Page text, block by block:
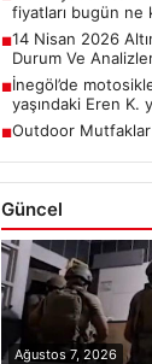
fiyatları bugün ne
■14 Nisan 2026
Durum Ve
■İnegöl’de
yaşındaki Eren K.
■Outdoor Mutfaklar
Güncel
Ağustos 7, 2026